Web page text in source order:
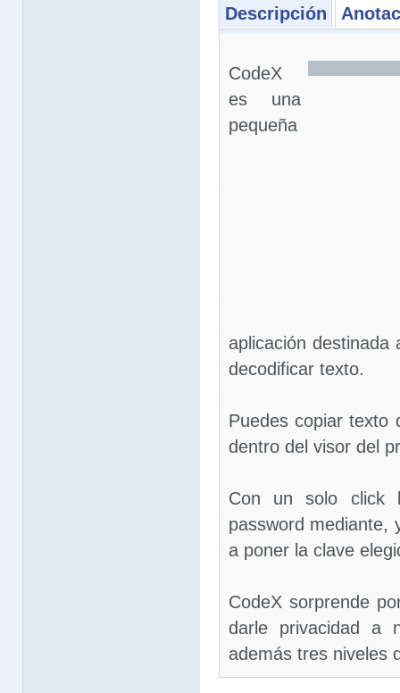
Descripción
CodeX
es una
pequeña
aplicación destinada
decodificar texto.
Puedes copiar texto
dentro del visor del
Con un solo click
password mediante,
a poner la clave
CodeX sorprende
darle privacidad a
además tres niveles